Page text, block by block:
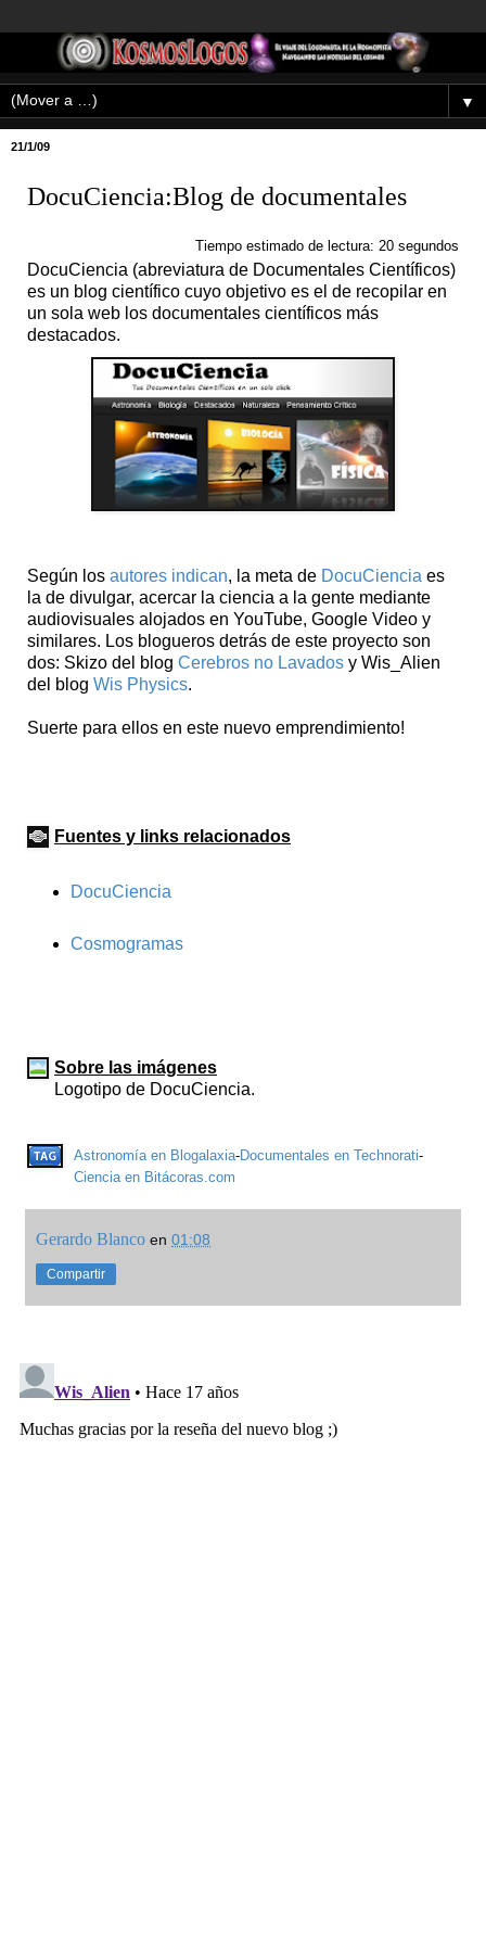
▼
21/1/09
DocuCiencia:Blog de documentales
Tiempo estimado de lectura: 20 segundos
DocuCiencia (abreviatura de Documentales Científicos)
es un blog científico cuyo objetivo es el de recopilar en
un sola web los documentales científicos más
destacados.
Según los autores indican, la meta de DocuCiencia es
la de divulgar, acercar la ciencia a la gente mediante
audiovisuales alojados en YouTube, Google Video y
similares. Los blogueros detrás de este proyecto son
dos: Skizo del blog Cerebros no Lavados y Wis_Alien
del blog Wis Physics.
Suerte para ellos en este nuevo emprendimiento!
Fuentes y links relacionados
DocuCiencia
Cosmogramas
Sobre las imágenes
Logotipo de DocuCiencia.
Astronomía en Blogalaxia-Documentales en Technorati-
Ciencia en Bitácoras.com
Gerardo Blanco en 01:08
Compartir